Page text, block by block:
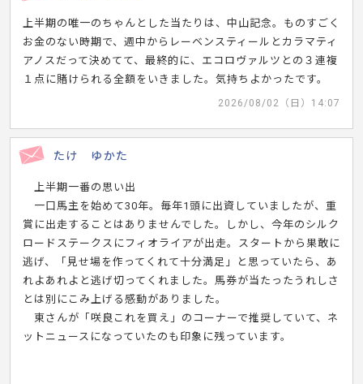
上半期の唯一のちゃんとした当たりは、中山記念。ものすごく
お金のない時期で、週中からレーベンスティールとカラマティ
アノスだって決めてて、最終的に、エコロヴァルツとの３連複
１点に賭けられる全額をいきました。気持ちよかったです。
2026/08/02（日）14:07
たけ ゆかた
上半期一番の思い出
一口馬主を始めて30年。毎年1頭に出資していましたが、重
賞に出走することはありませんでした。しかし、今年のシルク
ロードステークスにフィオライアが出走。スタートから果敢に
逃げ、「見せ場を作ってくれて十分満足」と思っていたら、あ
れよあれよと逃げ切ってくれました。馬券が当たったうれしさ
とは別にこみ上げる感動がありました。
東さんが「咲良これを買え」のコーナーで推奨していて、ネ
ットニュースになっていたのも印象に残っています。